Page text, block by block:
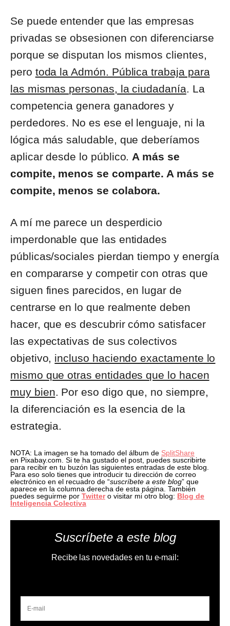
Se puede entender que las empresas
privadas se obsesionen con diferenciarse
porque se disputan los mismos clientes,
pero toda la Admón. Pública trabaja para
las mismas personas, la ciudadanía. La
competencia genera ganadores y
perdedores. No es ese el lenguaje, ni la
lógica más saludable, que deberíamos
aplicar desde lo público. A más se
compite, menos se comparte. A más se
compite, menos se colabora.
A mí me parece un desperdicio
imperdonable que las entidades
públicas/sociales pierdan tiempo y energía
en compararse y competir con otras que
siguen fines parecidos, en lugar de
centrarse en lo que realmente deben
hacer, que es descubrir cómo satisfacer
las expectativas de sus colectivos
objetivo, incluso haciendo exactamente lo
mismo que otras entidades que lo hacen
muy bien. Por eso digo que, no siempre,
la diferenciación es la esencia de la
estrategia.
NOTA: La imagen se ha tomado del álbum de SplitShare
en Pixabay.com. Si te ha gustado el post, puedes suscribirte
para recibir en tu buzón las siguientes entradas de este blog.
Para eso solo tienes que introducir tu dirección de correo
electrónico en el recuadro de “suscríbete a este blog” que
aparece en la columna derecha de esta página. También
puedes seguirme por Twittero visitar mi otro blog: Blog de
Inteligencia Colectiva
Suscríbete a este blog
Recibe las novedades en tu e-mail: